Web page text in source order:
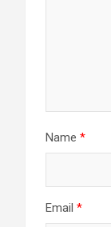
Name *
Email *